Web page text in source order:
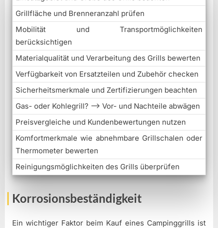
Grillfläche und Brenneranzahl prüfen
Mobilität und Transportmöglichkeiten
berücksichtigen
Materialqualität und Verarbeitung des Grills bewerten
Verfügbarkeit von Ersatzteilen und Zubehör checken
Sicherheitsmerkmale und Zertifizierungen beachten
Gas- oder Kohlegrill? –> Vor- und Nachteile abwägen
Preisvergleiche und Kundenbewertungen nutzen
Komfortmerkmale wie abnehmbare Grillschalen oder
Thermometer bewerten
Reinigungsmöglichkeiten des Grills überprüfen
Korrosionsbeständigkeit
Ein wichtiger Faktor beim Kauf eines Campinggrills ist